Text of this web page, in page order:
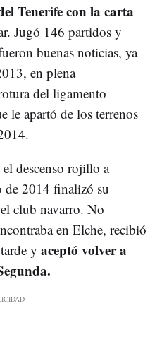
Tenerife con la carta
Jugó 146 partidos y
buenas noticias, ya
en plena
del ligamento
le apartó de los terrenos
descenso rojillo a
2014 finalizó su
club navarro. No
en Elche, recibió
y aceptó volver a